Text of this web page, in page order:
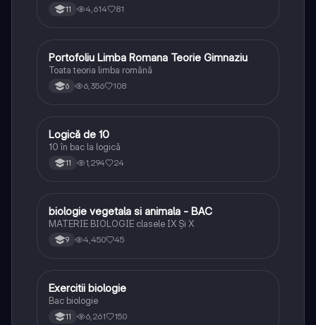
11 4,614 81
Limba și literatura română
Portofoliu Limba Romana Teorie Gimnaziu
Toata teoria limba română
6 6,356 108
Logică
Logică de 10
10 în bac la logică
11 1,294 24
Biologie
biologie vegetala si animala - BAC
MATERIE BIOLOGIE clasele IX Şi X
9 4,450 45
Biologie
Exercitii biologie
Bac biologie
11 6,261 150